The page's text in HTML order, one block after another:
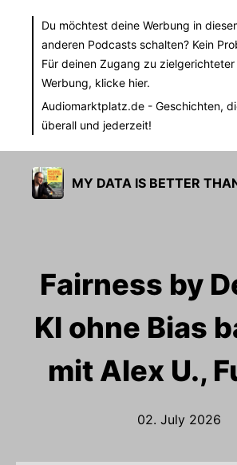
Du möchtest deine Werbung in
anderen Podcasts schalten? Kein
Für deinen Zugang zu
Werbung, klicke hier.
Audiomarktplatz.de - Geschichten,
überall und jederzeit!
Fairness by
KI ohne Bias
mit Alex U.,
02. July 2026